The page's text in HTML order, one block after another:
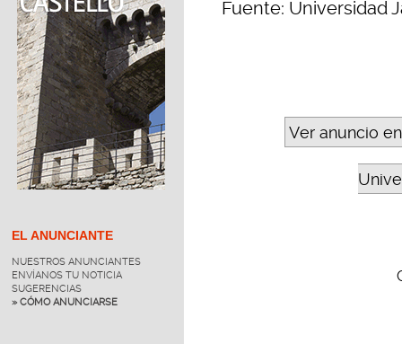
EL ANUNCIANTE
NUESTROS ANUNCIANTES
ENVÍANOS TU NOTICIA
SUGERENCIAS
» CÓMO ANUNCIARSE
Fuente: Universidad
Ver anuncio